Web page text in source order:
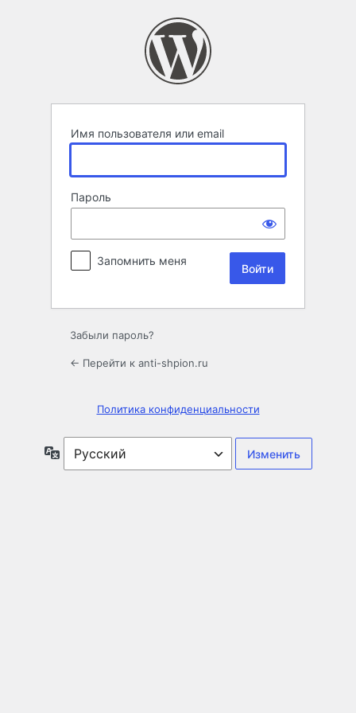
Имя пользователя или email
Пароль
Запомнить меня
Забыли пароль?
← Перейти к anti-shpion.ru
Политика конфиденциальности
Язык